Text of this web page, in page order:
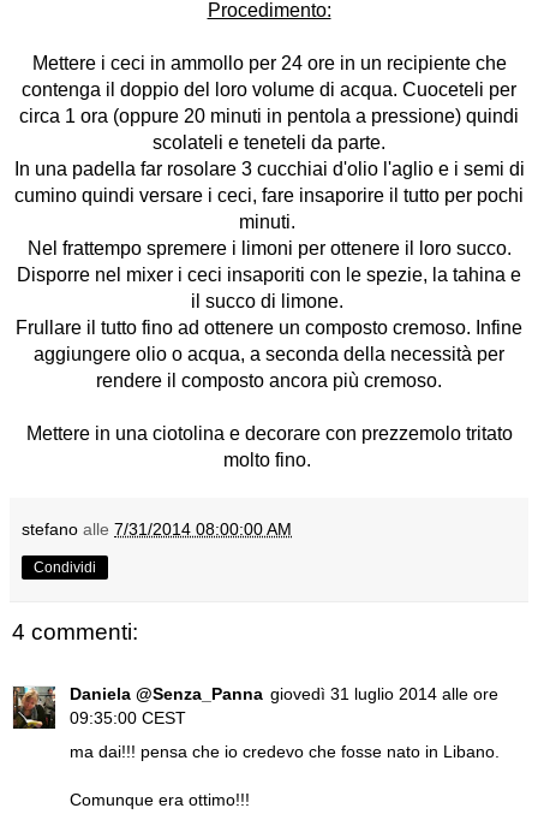
Procedimento:
Mettere i ceci in ammollo per 24 ore in un recipiente che
contenga il doppio del loro volume di acqua. Cuoceteli per
circa 1 ora (oppure 20 minuti in pentola a pressione) quindi
scolateli e teneteli da parte.
In una padella far rosolare 3 cucchiai d'olio l'aglio e i semi di
cumino quindi versare i ceci, fare insaporire il tutto per pochi
minuti.
Nel frattempo spremere i limoni per ottenere il loro succo.
Disporre nel mixer i ceci insaporiti con le spezie, la tahina e
il succo di limone.
Frullare il tutto fino ad ottenere un composto cremoso. Infine
aggiungere olio o acqua, a seconda della necessità per
rendere il composto ancora più cremoso.
Mettere in una ciotolina e decorare con prezzemolo tritato
molto fino.
stefano alle 7/31/2014 08:00:00 AM
Condividi
4 commenti:
Daniela @Senza_Panna giovedì 31 luglio 2014 alle ore
09:35:00 CEST
ma dai!!! pensa che io credevo che fosse nato in Libano.
Comunque era ottimo!!!